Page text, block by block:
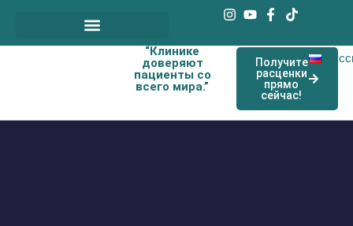
“Клинике
доверяют
пациенты со
всего мира.”
Получите
расценки
прямо
сейчас!